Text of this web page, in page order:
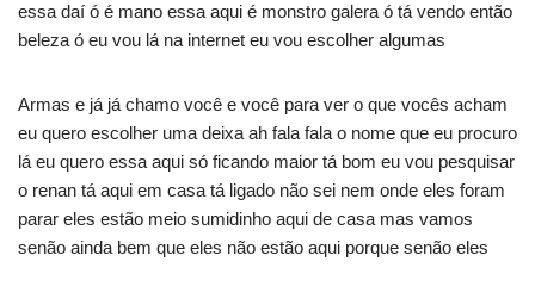
essa daí ó é mano essa aqui é monstro galera ó tá vendo então
beleza ó eu vou lá na internet eu vou escolher algumas
Armas e já já chamo você e você para ver o que vocês acham
eu quero escolher uma deixa ah fala fala o nome que eu procuro
lá eu quero essa aqui só ficando maior tá bom eu vou pesquisar
o renan tá aqui em casa tá ligado não sei nem onde eles foram
parar eles estão meio sumidinho aqui de casa mas vamos
senão ainda bem que eles não estão aqui porque senão eles